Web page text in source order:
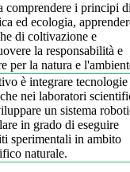
comprendere i principi di
ed ecologia,
di coltivazione e
la responsabilità e
per la natura e
è integrare tecnologie
nei laboratori
un sistema
in grado di eseguire
sperimentali in ambito
naturale.